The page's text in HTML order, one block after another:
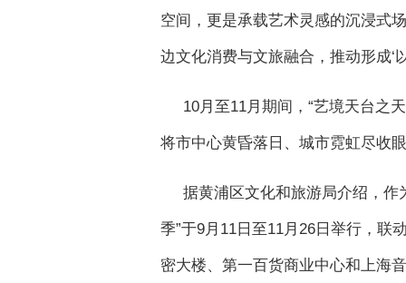
空间，更是承载艺术灵感的沉浸式
边文化消费与文旅融合，推动形成‘
10月至11月期间，“艺境天台之
将市中心黄昏落日、城市霓虹尽收
据黄浦区文化和旅游局介绍，作
季”于9月11日至11月26日举行，联
密大楼、第一百货商业中心和上海